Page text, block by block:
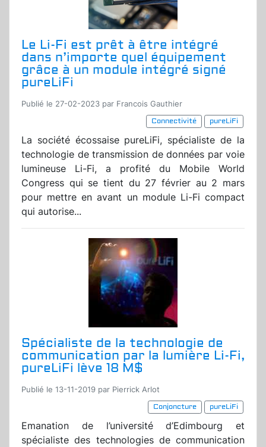
Le Li-Fi est prêt à être intégré
dans n’importe quel équipement
grâce à un module intégré signé
pureLiFi
Publié le 27-02-2023 par Francois Gauthier
Connectivité
pureLiFi
La société écossaise pureLiFi, spécialiste de la
technologie de transmission de données par voie
lumineuse Li-Fi, a profité du Mobile World
Congress qui se tient du 27 février au 2 mars
pour mettre en avant un module Li-Fi compact
qui autorise...
Spécialiste de la technologie de
communication par la lumière Li-Fi,
pureLiFi lève 18 M$
Publié le 13-11-2019 par Pierrick Arlot
Conjoncture
pureLiFi
Emanation de l’université d’Edimbourg et
spécialiste des technologies de communication